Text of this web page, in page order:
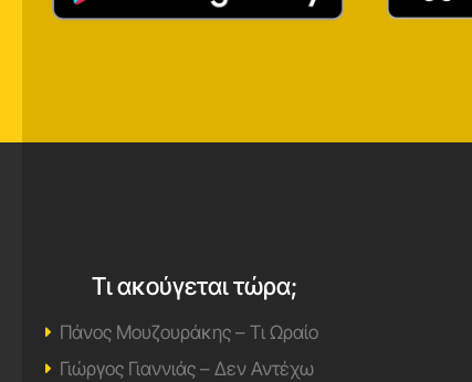
Τι ακούγεται τώρα;
Πάνος Μουζουράκης – Τι Ωραίο
Γιώργος Γιαννιάς – Δεν Αντέχω